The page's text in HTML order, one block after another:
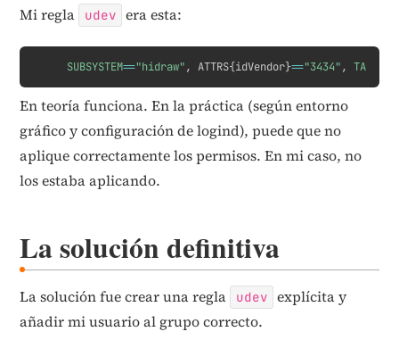
Mi regla udev era esta:
SUBSYSTEM=="hidraw", ATTRS{idVendor}=="3434", TAG
Copy
En teoría funciona. En la práctica (según entorno
gráfico y configuración de logind), puede que no
aplique correctamente los permisos. En mi caso, no
los estaba aplicando.
La solución definitiva
La solución fue crear una regla udev
explícita y
añadir mi usuario al grupo correcto.